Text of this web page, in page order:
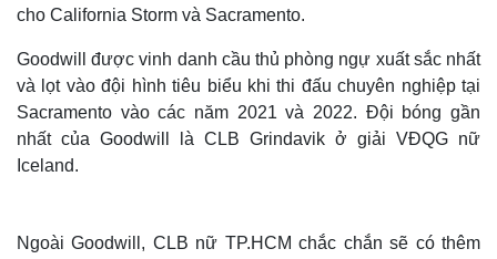
cho California Storm và Sacramento.
Goodwill được vinh danh cầu thủ phòng ngự xuất sắc nhất
và lọt vào đội hình tiêu biểu khi thi đấu chuyên nghiệp tại
Sacramento vào các năm 2021 và 2022. Đội bóng gần
nhất của Goodwill là CLB Grindavik ở giải VĐQG nữ
Iceland.
Ngoài Goodwill, CLB nữ TP.HCM chắc chắn sẽ có thêm